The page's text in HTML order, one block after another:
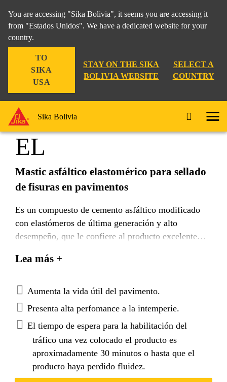
You are accessing "Sika Bolivia", it seems you are accessing it
from "Estados Unidos". We have a dedicated website for your
country.
TO
SIKA
USA
STAY ON THE SIKA
BOLIVIA WEBSITE
SELECT A
COUNTRY
Sika Bolivia
Sika® Rodoselante
EL
Mastic asfáltico elastomérico para sellado
de fisuras en pavimentos
Es un compuesto de cemento asfáltico modificado
con elastómeros de última generación y alto
desempeño, que le confiere al producto excelente
flexibilidad y resistencia a fatiga proporcionando
pavimento.
Lea más +
Aumenta la vida útil del pavimento.
Presenta alta perfomance a la intemperie.
El tiempo de espera para la habilitación del
tráfico una vez colocado el producto es
aproximadamente 30 minutos o hasta que el
producto haya perdido fluidez.